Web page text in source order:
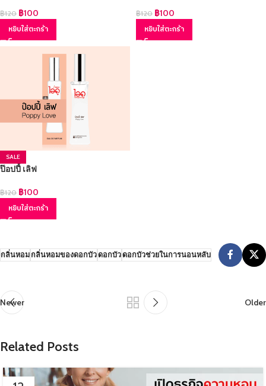
฿120 ฿100
หยิบใส่ตะกร้า
฿120 ฿100
หยิบใส่ตะกร้า
SALE
ป๊อปปี้ เลิฟ
฿120 ฿100
หยิบใส่ตะกร้า
กลิ่นหอมกลิ่นหอมของดอกบัวดอกบัวดอกบัวช่วยในการนอนหลับ
Newer Older
Related Posts